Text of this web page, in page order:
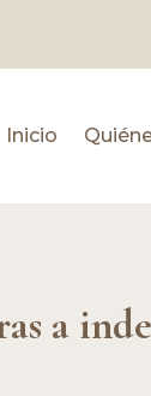
Inicio
a